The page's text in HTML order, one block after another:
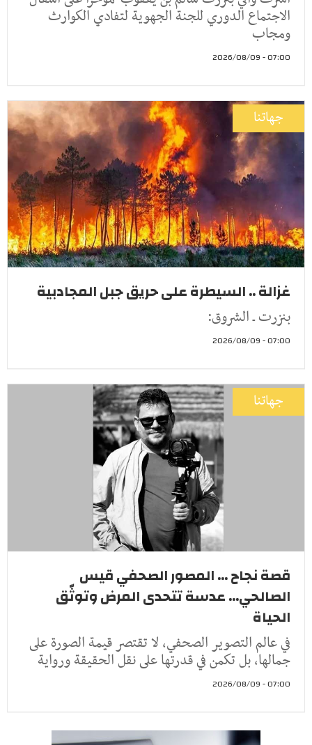
الاجتماع الدوري للجنة الجهوية لتفادي الكوارث
ومجاب
07:00 - 2026/08/09
جهاتنا
غزالة .. السيطرة على حريق جبل المجادبية
بنزرت ـ الشروق:
07:00 - 2026/08/09
جهاتنا
قصة نجاح ... المصور الصحفي قيس
الصالحي... عدسة تتحدى المرض وتوثّق
الحياة
في عالم التصوير الصحفي، لا تقتصر قيمة الصورة على
جمالها، بل تكمن في قدرتها على نقل الحقيقة ورواية
07:00 - 2026/08/09